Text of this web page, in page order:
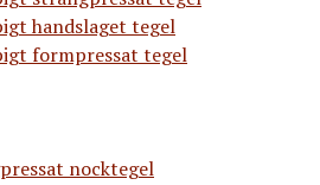
handslaget tegel
formpressat tegel
nocktegel